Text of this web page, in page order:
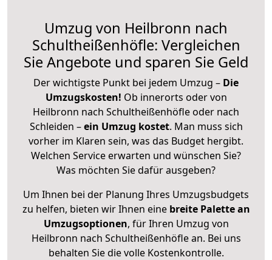
Umzug von Heilbronn nach
Schultheißenhöfle: Vergleichen
Sie Angebote und sparen Sie Geld
Der wichtigste Punkt bei jedem Umzug – Die
Umzugskosten! Ob innerorts oder von
Heilbronn nach Schultheißenhöfle oder nach
Schleiden –ein Umzug kostet. Man muss sich
vorher im Klaren sein, was das Budget hergibt.
Welchen Service erwarten und wünschen Sie?
Was möchten Sie dafür ausgeben?
Um Ihnen bei der Planung Ihres Umzugsbudgets
zu helfen, bieten wir Ihnen eine breite Palette an
Umzugsoptionen, für Ihren Umzug von
Heilbronn nach Schultheißenhöfle an. Bei uns
behalten Sie die volle Kostenkontrolle.